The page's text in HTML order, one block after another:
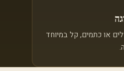
או כתמים, קל במיוחד